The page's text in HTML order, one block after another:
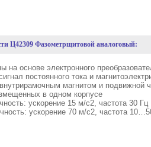
Ц42309 Фазометрщитовой аналоговый:
на основе электронного
постоянного тока и
магнитом и подвижной
в одном корпусе
ускорение 15 м/с2, частота 30 Гц
ускорение 70 м/с2, частота